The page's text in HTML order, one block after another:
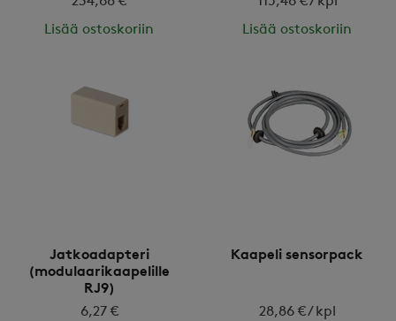
Lisää ostoskoriin
Lisää ostoskoriin
Jatkoadapteri
(modulaarikaapelille
RJ9)
6,27 €
Kaapeli sensorpack
28,86 € / kpl